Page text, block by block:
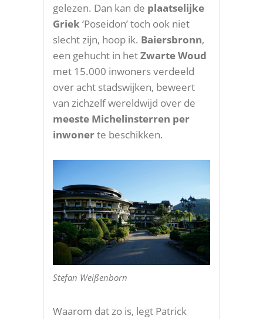
gelezen. Dan kan de plaatselijke
Griek‘Poseidon’ toch ook niet
slecht zijn, hoop ik. Baiersbronn,
een gehucht in hetZwarte Woud
met 15.000 inwoners verdeeld
over acht stadswijken, beweert
van zichzelf wereldwijd over de
meeste Michelinsterren per
inwonerte beschikken.
Stefan Weißenborn
Waarom dat zo is, legt Patrick